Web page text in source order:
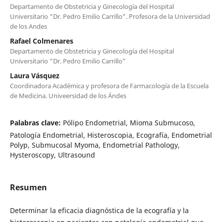
Departamento de Obstetricia y Ginecología del Hospital
Universitario “Dr. Pedro Emilio Carrillo”. Profesora de la Universidad
de los Andes
Rafael Colmenares
Departamento de Obstetricia y Ginecología del Hospital
Universitario “Dr. Pedro Emilio Carrillo”
Laura Vásquez
Coordinadora Académica y profesora de Farmacología de la Escuela
de Medicina. Univeersidad de los Ándes
Palabras clave: Pólipo Endometrial, Mioma Submucoso,
Patología Endometrial, Histeroscopia, Ecografía, Endometrial
Polyp, Submucosal Myoma, Endometrial Pathology,
Hysteroscopy, Ultrasound
Resumen
Determinar la eficacia diagnóstica de la ecografía y la